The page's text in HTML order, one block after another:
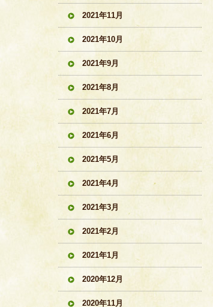
2021年11月
2021年10月
2021年9月
2021年8月
2021年7月
2021年6月
2021年5月
2021年4月
2021年3月
2021年2月
2021年1月
2020年12月
2020年11月